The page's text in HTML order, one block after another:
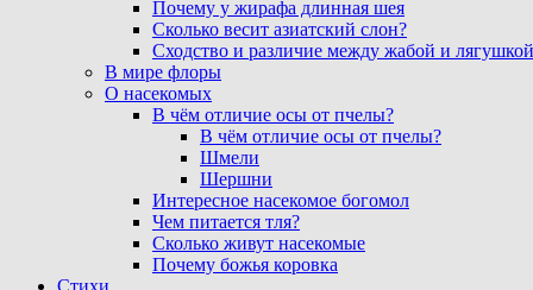
Почему у жирафа длинная шея
Сколько весит азиатский слон?
Сходство и различие между жабой и лягушкой
В мире флоры
О насекомых
В чём отличие осы от пчелы?
В чём отличие осы от пчелы?
Шмели
Шершни
Интересное насекомое богомол
Чем питается тля?
Сколько живут насекомые
Почему божья коровка
Стихи